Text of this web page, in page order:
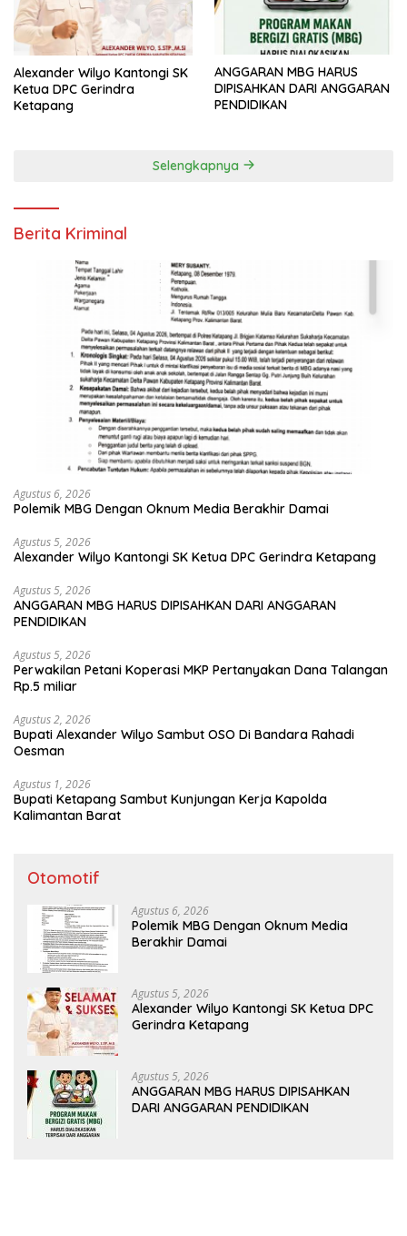
Alexander Wilyo Kantongi SK
Ketua DPC Gerindra
Ketapang
ANGGARAN MBG HARUS
DIPISAHKAN DARI ANGGARAN
PENDIDIKAN
Selengkapnya
Berita Kriminal
Agustus 6, 2026
Polemik MBG Dengan Oknum Media Berakhir Damai
Agustus 5, 2026
Alexander Wilyo Kantongi SK Ketua DPC Gerindra Ketapang
Agustus 5, 2026
ANGGARAN MBG HARUS DIPISAHKAN DARI ANGGARAN
PENDIDIKAN
Agustus 5, 2026
Perwakilan Petani Koperasi MKP Pertanyakan Dana Talangan
Rp.5 miliar
Agustus 2, 2026
Bupati Alexander Wilyo Sambut OSO Di Bandara Rahadi
Oesman
Agustus 1, 2026
Bupati Ketapang Sambut Kunjungan Kerja Kapolda
Kalimantan Barat
Otomotif
Agustus 6, 2026
Polemik MBG Dengan Oknum Media
Berakhir Damai
Agustus 5, 2026
Alexander Wilyo Kantongi SK Ketua DPC
Gerindra Ketapang
Agustus 5, 2026
ANGGARAN MBG HARUS DIPISAHKAN
DARI ANGGARAN PENDIDIKAN